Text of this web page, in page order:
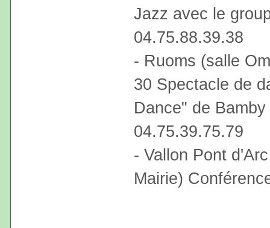
Jazz avec le
04.75.88.39.38
- Ruoms (salle
30 Spectacle de
Dance" de
04.75.39.75.79
- Vallon Pont
Mairie)